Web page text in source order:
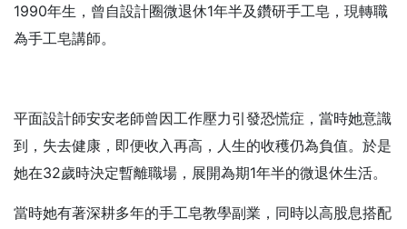
1990年生，曾自設計圈微退休1年半及鑽研手工皂，現轉職
為手工皂講師。
平面設計師安安老師曾因工作壓力引發恐慌症，當時她意識
到，失去健康，即便收入再高，人生的收穫仍為負值。於是
她在32歲時決定暫離職場，展開為期1年半的微退休生活。
當時她有著深耕多年的手工皂教學副業，同時以高股息搭配